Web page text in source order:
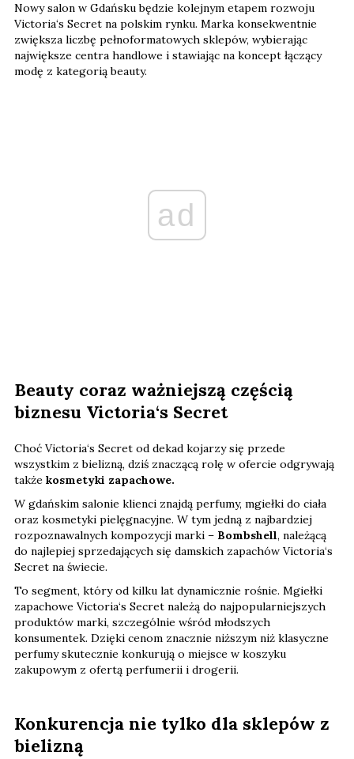
Nowy salon w Gdańsku będzie kolejnym etapem rozwoju
Victoria‘s Secret na polskim rynku. Marka konsekwentnie
zwiększa liczbę pełnoformatowych sklepów, wybierając
największe centra handlowe i stawiając na koncept łączący
modę z kategorią beauty.
ad
Beauty coraz ważniejszą częścią
biznesu Victoria‘s Secret
Choć Victoria‘s Secret od dekad kojarzy się przede
wszystkim z bielizną, dziś znaczącą rolę w ofercie odgrywają
także kosmetyki zapachowe.
W gdańskim salonie klienci znajdą perfumy, mgiełki do ciała
oraz kosmetyki pielęgnacyjne. W tym jedną z najbardziej
rozpoznawalnych kompozycji marki – Bombshell, należącą
do najlepiej sprzedających się damskich zapachów Victoria‘s
Secret na świecie.
To segment, który od kilku lat dynamicznie rośnie. Mgiełki
zapachowe Victoria‘s Secret należą do najpopularniejszych
produktów marki, szczególnie wśród młodszych
konsumentek. Dzięki cenom znacznie niższym niż klasyczne
perfumy skutecznie konkurują o miejsce w koszyku
zakupowym z ofertą perfumerii i drogerii.
Konkurencja nie tylko dla sklepów z
bielizną